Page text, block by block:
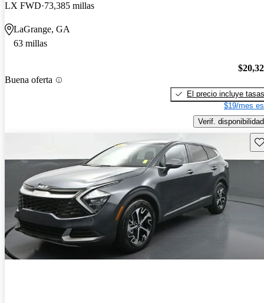
LX FWD 73,385 millas
LaGrange, GA
63 millas
Buena oferta
El precio incluye tasas
$19/mes
Verif. disponibilidad